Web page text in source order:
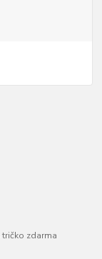
zdarma